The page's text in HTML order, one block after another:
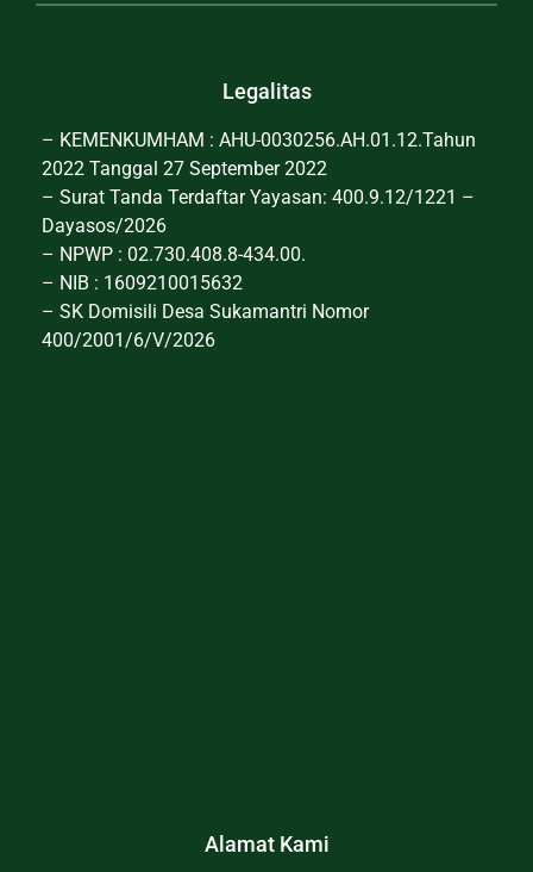
Legalitas
– KEMENKUMHAM : AHU-0030256.AH.01.12.Tahun
2022 Tanggal 27 September 2022
– Surat Tanda Terdaftar Yayasan: 400.9.12/1221 –
Dayasos/2026
– NPWP : 02.730.408.8-434.00.
– NIB : 1609210015632
– SK Domisili Desa Sukamantri Nomor
400/2001/6/V/2026
Alamat Kami